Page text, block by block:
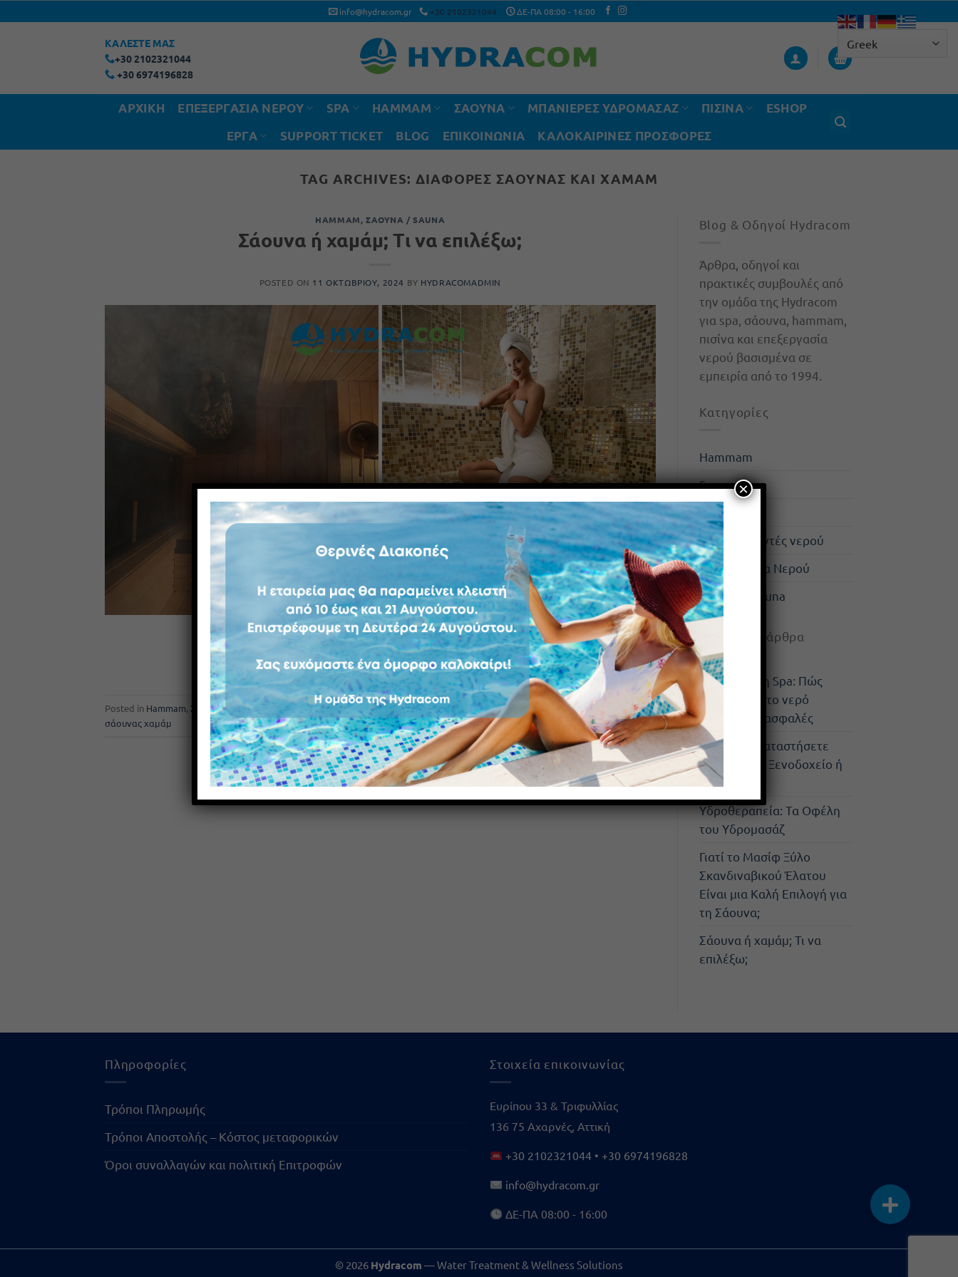
info@hydracom.gr +30 2102321044 ΔΕ-ΠΑ 08:00 - 16:00
ΚΑΛΕΣΤΕ ΜΑΣ
+30 2102321044
+30 6974196828
ΑΡΧΙΚΗ ΕΠΕΞΕΡΓΑΣΙΑ ΝΕΡΟΥ SPA HAMMAM ΣΑΟΥΝΑ ΜΠΑΝΙΕΡΕΣ ΥΔΡΟΜΑΣΑΖ ΠΙΣΙΝΑ
ESHOP
ΕΡΓΑ
SUPPORT TICKET BLOG ΕΠΙΚΟΙΝΩΝΙΑ ΚΑΛΟΚΑΙΡΙΝΈΣ ΠΡΟΣΦΟΡΈΣ
TAG ARCHIVES: ΔΙΑΦΟΡΈΣ ΣΆΟΥΝΑΣ ΚΑΙ ΧΑΜΆΜ
HAMMAM, ΣΆΟΥΝΑ / SAUNA
Σάουνα ή χαμάμ; Τι να επιλέξω;
POSTED ON 11 ΟΚΤΩΒΡΊΟΥ, 2024 BY HYDRACOMADMIN
CONTINUE READING →
Posted in Hammam, Σάουνα / Sauna Tagged διαφορές σάουνας και χαμάμ ,θεραπεία με ατμό, ξηρή θερμότητα,σύγκριση
σάουνας χαμάμ
Blog & Οδηγοί Hydracom
Άρθρα, οδηγοί και
πρακτικές συμβουλές από
την ομάδα της Hydracom
για spa, σάουνα, hammam,
πισίνα και επεξεργασία
νερού βασισμένα σε
εμπειρία από το 1994.
Kατηγορίες
Hammam
Spa
Απιονιστές
Αποσκληρυντές νερού
Επεξεργασία Νερού
Σάουνα / Sauna
Πρόσφατα άρθρα
Απολύμανση Spa: Πώς
διατηρείται το νερό
καθαρό και ασφαλές
Γιατί να Εγκαταστήσετε
Τζακούζι σε Ξενοδοχείο ή
Airbnb;
Υδροθεραπεία: Τα Οφέλη
του Υδρομασάζ
Γιατί το Μασίφ Ξύλο
Σκανδιναβικού Έλατου
Είναι μια Καλή Επιλογή για
τη Σάουνα;
Σάουνα ή χαμάμ; Τι να
επιλέξω;
Πληροφορίες
Τρόποι Πληρωμής
Τρόποι Αποστολής – Κόστος μεταφορικών
Όροι συναλλαγών και πολιτική Επιτροφών
Στοιχεία επικοινωνίας
Ευρίπου 33 & Τριφυλλίας
136 75 Αχαρνές, Αττική
+30 2102321044• +30 6974196828
info@hydracom.gr
ΔΕ-ΠΑ 08:00 - 16:00
© 2026 Hydracom — Water Treatment & Wellness Solutions
×